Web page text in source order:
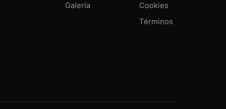
Galería
Cookies
Términos